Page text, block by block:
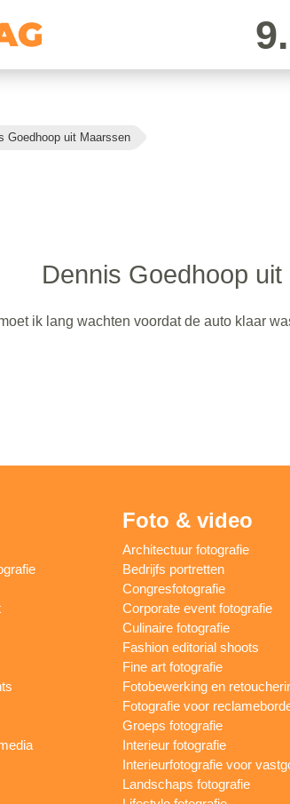
Goedhoop uit Maarssen
Dennis Goedhoop
ik lang wachten voordat de auto klaar
Foto & video
Architectuur fotografie
Bedrijfs portretten
Congresfotografie
Corporate event fotografie
Culinaire fotografie
Fashion editorial shoots
Fine art fotografie
Fotobewerking en
Fotografie voor
Groeps fotografie
Interieur fotografie
Interieurfotografie voor
Landschaps fotografie